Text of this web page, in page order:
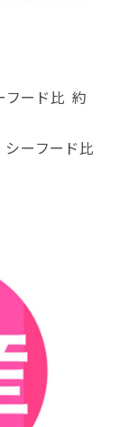
ード比 約
ーフード比